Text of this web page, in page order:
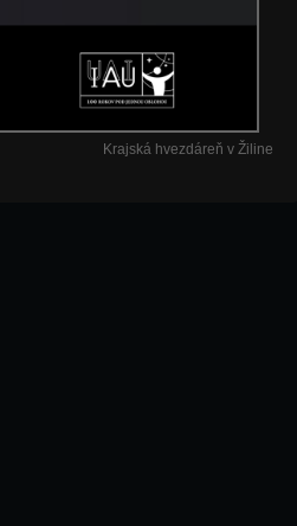
Krajská hvezdáreň v Žiline